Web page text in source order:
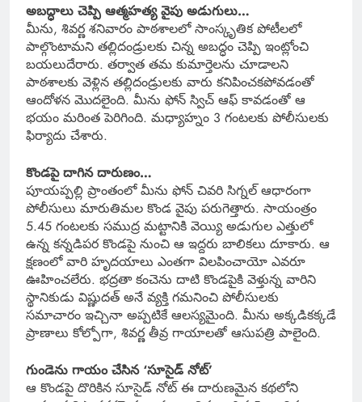
అబద్ధాలు చెప్పి ఆత్మహత్య వైపు అడుగులు…
మీను, శివర్ణ శనివారం పాఠశాలలో సాంస్కృతిక పోటీలలో
పాల్గొంటామని తల్లిదండ్రులకు చిన్న అబద్ధం చెప్పి ఇంట్లోంచి
బయలుదేరారు. తర్వాత తమ కుమార్తెలను చూడాలని
పాఠశాలకు వెళ్లిన తల్లిదండ్రులకు వారు కనిపించకపోవడంతో
ఆందోళన మొదలైంది. మీను ఫోన్ స్విచ్ ఆఫ్ కావడంతో ఆ
భయం మరింత పెరిగింది. మధ్యాహ్నం 3 గంటలకు పోలీసులకు
ఫిర్యాదు చేశారు.
కొండపై దాగిన దారుణం…
పూయప్పల్లి ప్రాంతంలో మీను ఫోన్ చివరి సిగ్నల్ ఆధారంగా
పోలీసులు మారుతిమల కొండ వైపు పరుగెత్తారు. సాయంత్రం
5.45 గంటలకు సముద్ర మట్టానికి వెయ్యి అడుగుల ఎత్తులో
ఉన్న కన్నడిపర కొండపై నుంచి ఆ ఇద్దరు బాలికలు దూకారు. ఆ
క్షణంలో వారి హృదయాలు ఎంతగా విలపించాయో ఎవరూ
ఊహించలేరు. భద్రతా కంచెను దాటి కొండపైకి వెళ్తున్న వారిని
స్థానికుడు విష్ణుదత్ అనే వ్యక్తి గమనించి పోలీసులకు
సమాచారం ఇచ్చినా అప్పటికే ఆలస్యమైంది. మీను అక్కడికక్కడే
ప్రాణాలు కోల్పోగా, శివర్ణ తీవ్ర గాయాలతో ఆసుపత్రి పాలైంది.
గుండెను గాయం చేసిన ‘సూసైడ్ నోట్’
ఆ కొండపై దొరికిన సూసైడ్ నోట్ ఈ దారుణమైన కథలోని